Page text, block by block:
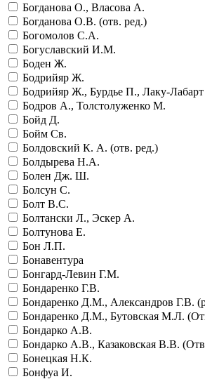
Богданова О., Власова А.
Богданова О.В. (отв. ред.)
Богомолов С.А.
Богуславский И.М.
Боден Ж.
Бодрийяр Ж.
Бодрийяр Ж., Бурдье П., Лаку-
Бодров А., Толстолуженко М.
Бойд Д.
Бойм Св.
Болдовский К. А. (отв. ред.)
Болдырева Н.А.
Болен Дж. Ш.
Болсун С.
Болт В.С.
Болтански Л., Эскер А.
Болтунова Е.
Бон Л.П.
Бонавентура
Бонгард-Левин Г.М.
Бондаренко Г.В.
Бондаренко Д.М., Александров Г.В.
Бондаренко Д.М., Бутовская М.Л.
Бондарко А.В.
Бондарко А.В., Казаковская В.В.
Бонецкая Н.К.
Бонфуа И.